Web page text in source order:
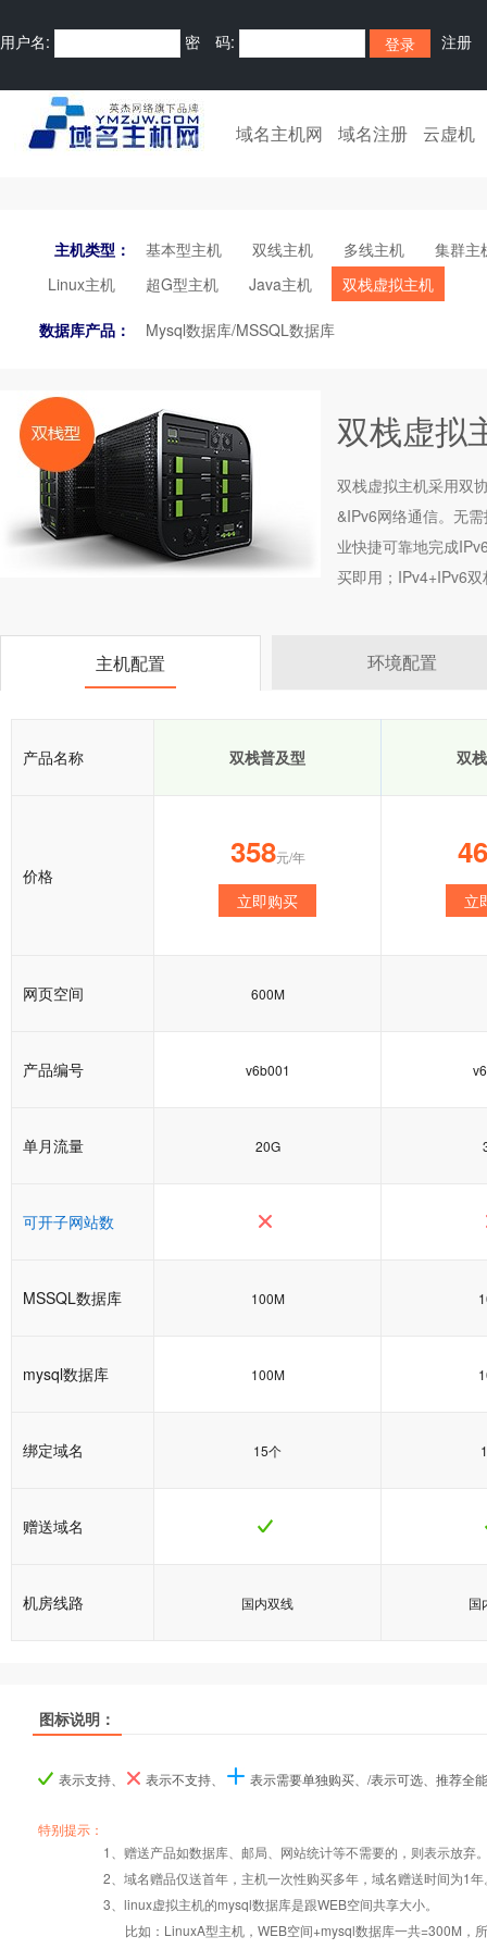
用户名: 密 码: 注册
域名主机网 域名注册 云虚机
主机类型： 基本型主机 双线主机 多线主机
集群主
Linux主机
超G型主机 Java主机 双栈虚拟主机
数据库产品： Mysql数据库/MSSQL数据库
双栈虚拟
双栈虚拟主机采用双
&IPv6网络通信。无
业快捷可靠地完成
买即用；IPv4+IPv6
主机配置 环境配置
产品名称 双栈普及型 双
价格
358元/年
立即购买 立
网页空间 600M
产品编号 v6b001
单月流量 20G
可开子网站数
MSSQL数据库 100M
mysql数据库 100M
绑定域名 15个
赠送域名
机房线路 国内双线 国
产品名称
Windows/Linux
产品名称
产品名称
数据定期备份
图标说明：
表示支持、 表示不支持、 表示需要单独购买、/表示可选、推荐全
特别提示：
1、赠送产品如数据库、邮局、网站统计等不需要的，则表示放弃
2、域名赠品仅送首年，主机一次性购买多年，域名赠送时间为1年
3、linux虚拟主机的mysql数据库是跟WEB空间共享大小。
比如：LinuxA型主机，WEB空间+mysql数据库一共=300M，